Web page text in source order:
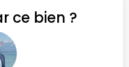
ce bien ?